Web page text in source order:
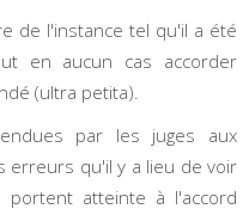
de l'instance tel qu'il a été
en aucun cas accorder
(ultra petita).
par les juges aux
erreurs qu'il y a lieu de voir
portent atteinte à l'accord